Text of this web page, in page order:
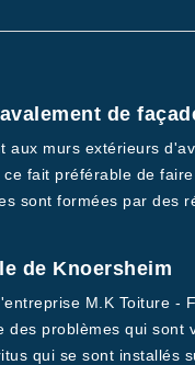
de
murs extérieurs
fait préférable de
sont formées par des
de Knoersheim
M.K Toiture -
problèmes qui
qui se sont installés